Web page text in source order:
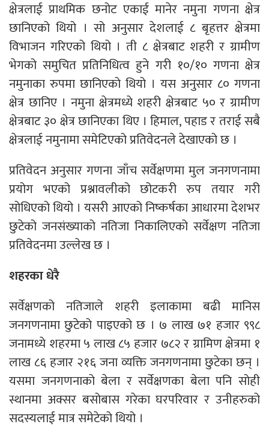
क्षेत्रलाई प्राथमिक छनोट एकाई मानेर नमुना गणना क्षेत्र
छानिएको थियो । सो अनुसार देशलाई ८ बृहत्तर क्षेत्रमा
विभाजन गरिएको थियो । ती ८ क्षेत्रबाट शहरी र ग्रामीण
भेगको समुचित प्रतिनिधित्व हुने गरी १०/१० गणना क्षेत्र
नमुनाका रुपमा छानिएको थियो । यस अनुसार ८० गणना
क्षेत्र छानिए । नमुना क्षेत्रमध्ये शहरी क्षेत्रबाट ५० र ग्रामीण
क्षेत्रबाट ३० क्षेत्र छानिएका थिए । हिमाल, पहाड र तराई सबै
क्षेत्रलाई नमुनामा समेटिएको प्रतिवेदनले देखाएको छ ।
प्रतिवेदन अनुसार गणना जाँच सर्वेक्षणमा मुल जनगणनामा
प्रयोग भएको प्रश्नावलीको छोटकरी रुप तयार गरी
सोधिएको थियो । यसरी आएको निष्कर्षका आधारमा देशभर
छुटेको जनसंख्याको नतिजा निकालिएको सर्वेक्षण नतिजा
प्रतिवेदनमा उल्लेख छ ।
शहरका धेरै
सर्वेक्षणको नतिजाले शहरी इलाकामा बढी मानिस
जनगणनामा छुटेको पाइएको छ । ७ लाख ७१ हजार ९९८
जनामध्ये शहरमा ५ लाख ८५ हजार ७८२ र ग्रामिण क्षेत्रमा १
लाख ८६ हजार २१६ जना व्यक्ति जनगणनामा छुटेका छन् ।
यसमा जनगणनाको बेला र सर्वेक्षणका बेला पनि सोही
स्थानमा अक्सर बसोबास गरेका घरपरिवार र उनीहरुको
सदस्यलाई मात्र समेटेको थियो ।